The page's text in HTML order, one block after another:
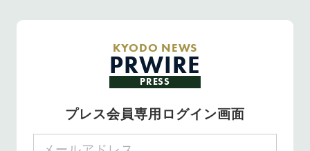
KYODO NEWS
PRWIRE
PRESS
プレス会員専用ログイン画面